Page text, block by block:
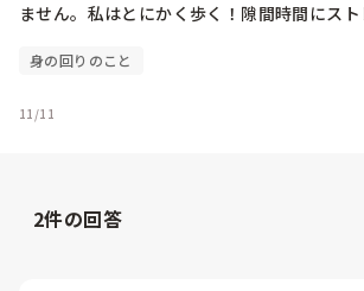
ません。私はとにかく歩く！隙間時間にスト
身の回りのこと
11/11
2件の回答